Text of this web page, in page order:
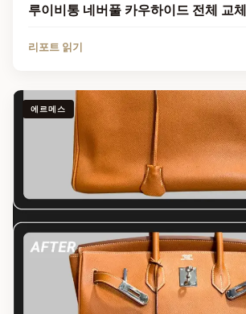
루이비통 네버풀 카우하이드 전체 교체
리포트 읽기
에르메스